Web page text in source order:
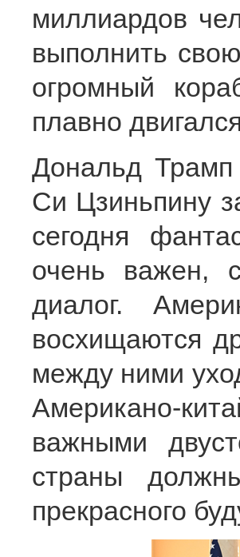
миллиардов
выполнить
огромный
плавно
Дональд Трамп
Си Цзиньпину
сегодня
очень важен,
диалог.
восхищаются
между ними
Американо-
важными
страны
прекрасного